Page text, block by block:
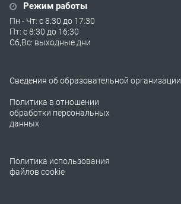
Режим работы
Пн - Чт: с 8:30 до 17:30
Пт: с 8:30 до 16:30
Сб,Вс: выходные дни
Сведения об образовательной организации
Политика в отношении
обработки персональных
данных
Политика использования
файлов cookie